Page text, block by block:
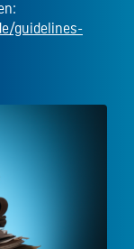
guidelines-